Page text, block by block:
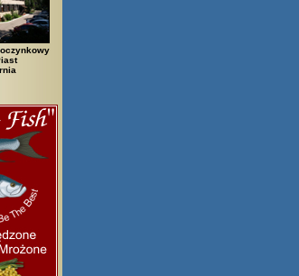
Biała, Biały Bór, Biały Dunajec,